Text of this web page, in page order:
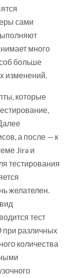
сами
много
больше
изменений.
которые
а после — к
Jira и
тестирования
желателен.
тест
при различных
количества